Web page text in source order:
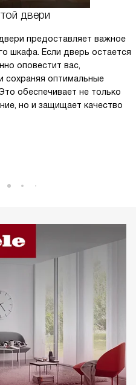
двери
предоставляет важное
шкафа. Если дверь остается
оповестит вас,
сохраняя оптимальные
обеспечивает не только
но и защищает качество